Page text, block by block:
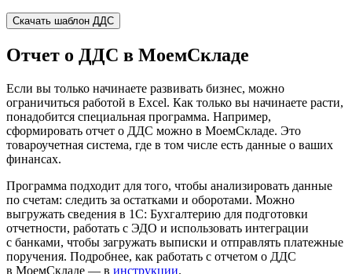
Скачать шаблон ДДС
Отчет о ДДС в МоемСкладе
Если вы только начинаете развивать бизнес, можно
ограничиться работой в Excel. Как только вы начинаете расти,
понадобится специальная программа. Например,
сформировать отчет о ДДС можно в МоемСкладе. Это
товароучетная система, где в том числе есть данные о ваших
финансах.
Программа подходит для того, чтобы анализировать данные
по счетам: следить за остатками и оборотами. Можно
выгружать сведения в 1С: Бухгалтерию для подготовки
отчетности, работать с ЭДО и использовать интеграции
с банками, чтобы загружать выписки и отправлять платежные
поручения. Подробнее, как работать с отчетом о ДДС
в МоемСкладе — в инструкции.